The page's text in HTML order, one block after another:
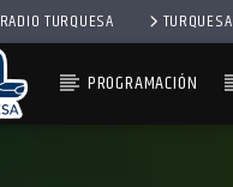
RADIO TURQUESA
PROGRAMACIÓN